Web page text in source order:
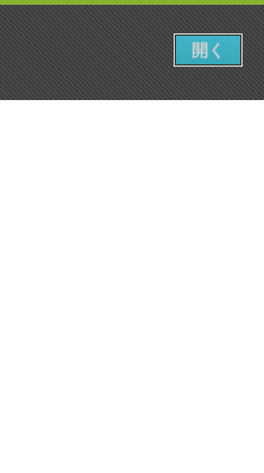
開く